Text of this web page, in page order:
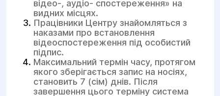
відео-, аудіо- спостереження» на
видних місцях.
Працівники Центру знайомляться з
наказами про встановлення
відеоспостереження під особистий
підпис.
Максимальний термін часу, протягом
якого зберігається запис на носіях,
становить 7 (сім) днів. Після
завершення цього терміну система